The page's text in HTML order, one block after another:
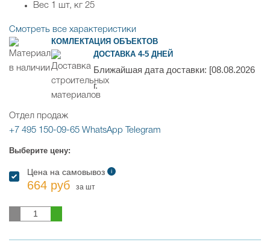
Вес 1 шт, кг 25
Смотреть все характеристики
КОМЛЕКТАЦИЯ ОБЪЕКТОВ
ДОСТАВКА 4-5 ДНЕЙ
Ближайшая дата доставки: [08.08.2026
г.
Отдел продаж
+7 495 150-09-65 WhatsApp Telegram
Выберите цену:
Цена на самовывоз i
664 руб за шт